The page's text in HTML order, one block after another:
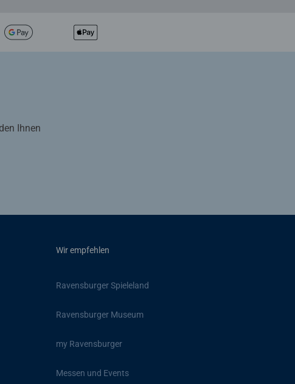
Ihnen
Wir empfehlen
Ravensburger Spieleland
Ravensburger Museum
my Ravensburger
Messen und Events